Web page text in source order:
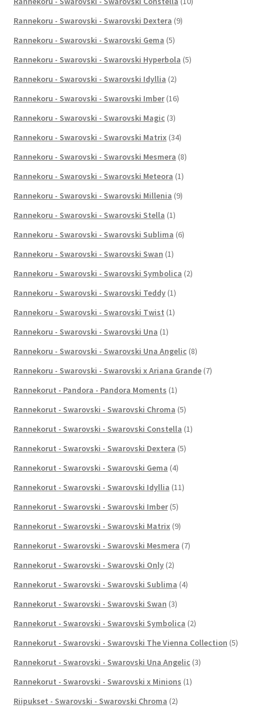
Rannekoru - Swarovski - Swarovski Dextera (9)
Rannekoru - Swarovski - Swarovski Gema (5)
Rannekoru - Swarovski - Swarovski Hyperbola (5)
Rannekoru - Swarovski - Swarovski Idyllia (2)
Rannekoru - Swarovski - Swarovski Imber (16)
Rannekoru - Swarovski - Swarovski Magic (3)
Rannekoru - Swarovski - Swarovski Matrix (34)
Rannekoru - Swarovski - Swarovski Mesmera (8)
Rannekoru - Swarovski - Swarovski Meteora (1)
Rannekoru - Swarovski - Swarovski Millenia (9)
Rannekoru - Swarovski - Swarovski Stella (1)
Rannekoru - Swarovski - Swarovski Sublima (6)
Rannekoru - Swarovski - Swarovski Swan (1)
Rannekoru - Swarovski - Swarovski Symbolica (2)
Rannekoru - Swarovski - Swarovski Teddy (1)
Rannekoru - Swarovski - Swarovski Twist (1)
Rannekoru - Swarovski - Swarovski Una (1)
Rannekoru - Swarovski - Swarovski Una Angelic (8)
Rannekoru - Swarovski - Swarovski x Ariana Grande (7)
Rannekorut - Pandora - Pandora Moments (1)
Rannekorut - Swarovski - Swarovski Chroma (5)
Rannekorut - Swarovski - Swarovski Constella (1)
Rannekorut - Swarovski - Swarovski Dextera (5)
Rannekorut - Swarovski - Swarovski Gema (4)
Rannekorut - Swarovski - Swarovski Idyllia (11)
Rannekorut - Swarovski - Swarovski Imber (5)
Rannekorut - Swarovski - Swarovski Matrix (9)
Rannekorut - Swarovski - Swarovski Mesmera (7)
Rannekorut - Swarovski - Swarovski Only (2)
Rannekorut - Swarovski - Swarovski Sublima (4)
Rannekorut - Swarovski - Swarovski Swan (3)
Rannekorut - Swarovski - Swarovski Symbolica (2)
Rannekorut - Swarovski - Swarovski The Vienna Collection (5)
Rannekorut - Swarovski - Swarovski Una Angelic (3)
Rannekorut - Swarovski - Swarovski x Minions (1)
Riipukset - Swarovski - Swarovski Chroma (2)